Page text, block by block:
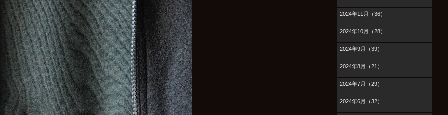
2024年11月（36）
2024年10月（28）
2024年9月（39）
2024年8月（21）
2024年7月（29）
2024年6月（32）